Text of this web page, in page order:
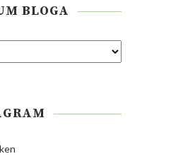
BLOGA